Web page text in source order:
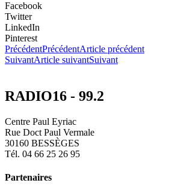
Facebook
Twitter
LinkedIn
Pinterest
PrécédentPrécédentArticle précédent
SuivantArticle suivantSuivant
RADIO16 - 99.2
Centre Paul Eyriac
Rue Doct Paul Vermale
30160 BESSÈGES
Tél. 04 66 25 26 95
Partenaires